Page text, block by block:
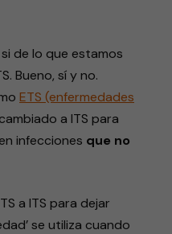
de lo que estamos
Bueno, sí y no.
ETS (enfermedades
a ITS para
infecciones que no
a ITS para dejar
se utiliza cuando